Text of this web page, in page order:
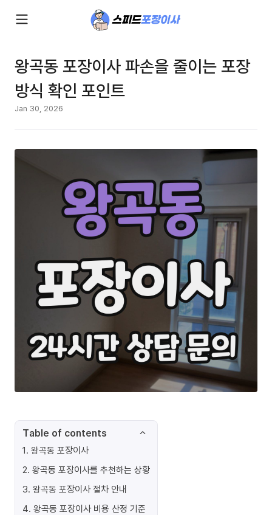
왕곡동 포장이사 파손을 줄이는 포장
방식 확인 포인트
Jan 30, 2026
Table of contents
1. 왕곡동 포장이사
2. 왕곡동 포장이사를 추천하는 상황
3. 왕곡동 포장이사 절차 안내
4. 왕곡동 포장이사 비용 산정 기준